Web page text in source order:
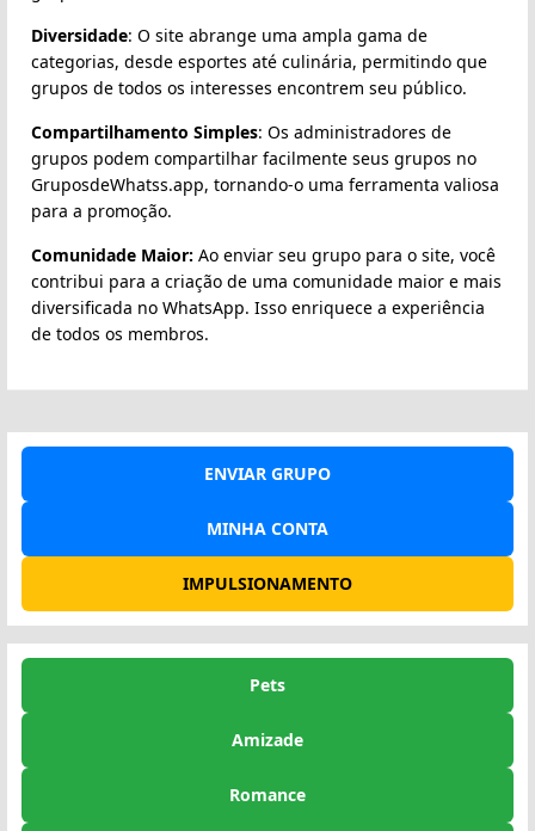
Diversidade: O site abrange uma ampla gama de
categorias, desde esportes até culinária, permitindo que
grupos de todos os interesses encontrem seu público.
Compartilhamento Simples: Os administradores de
grupos podem compartilhar facilmente seus grupos no
GruposdeWhatss.app, tornando-o uma ferramenta valiosa
para a promoção.
Comunidade Maior: Ao enviar seu grupo para o site, você
contribui para a criação de uma comunidade maior e mais
diversificada no WhatsApp. Isso enriquece a experiência
de todos os membros.
ENVIAR GRUPO
MINHA CONTA
IMPULSIONAMENTO
Pets
Amizade
Romance